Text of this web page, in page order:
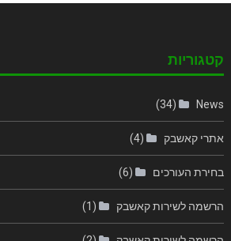
קטגוריות
News
(34)
אתרי קאשבק (4)
בחירת העורכים (6)
הרשמה לשירות קאשבק (1)